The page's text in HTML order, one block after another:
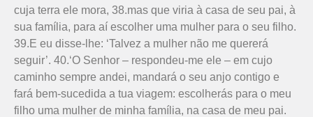
cuja terra ele mora, 38.mas que viria à casa de seu pai, à
sua família, para aí escolher uma mulher para o seu filho.
39.E eu disse-lhe: ‘Talvez a mulher não me quererá
seguir’. 40.‘O Senhor – res­pondeu-me ele – em cujo
caminho sempre andei, mandará o seu anjo contigo e
fará bem-sucedida a tua viagem: escolherás para o meu
filho uma mulher de minha família, na casa de meu pai.